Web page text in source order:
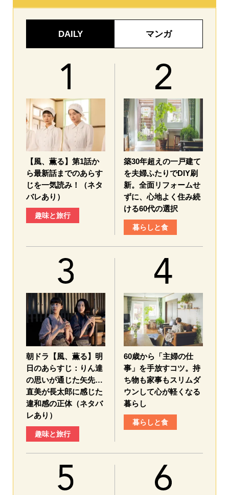
DAILY マンガ
【風、薫る】第1話か
ら最新話までのあらす
じを一気読み！（ネタ
バレあり）
趣味と旅行
築30年超えの一戸建て
を夫婦ふたりでDIY刷
新。全面リフォームせ
ずに、心地よく住み続
ける60代の選択
暮らしと食
朝ドラ【風、薫る】明
日のあらすじ：​りん達
の思いが通じた矢先…
直美が長太郎に感じた
違和感の正体（ネタバ
レあり）
趣味と旅行
60歳から「主婦の仕
事」を手放すコツ。持
ち物も家事もスリムダ
ウンして心が軽くなる
暮らし
暮らしと食